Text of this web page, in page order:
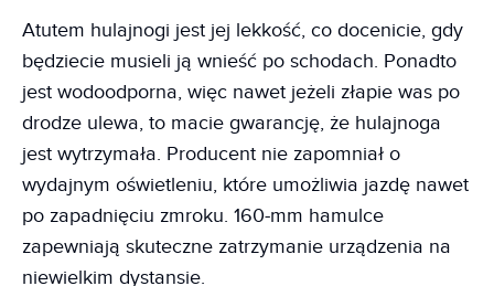
Atutem hulajnogi jest jej lekkość, co docenicie, gdy
będziecie musieli ją wnieść po schodach. Ponadto
jest wodoodporna, więc nawet jeżeli złapie was po
drodze ulewa, to macie gwarancję, że hulajnoga
jest wytrzymała. Producent nie zapomniał o
wydajnym oświetleniu, które umożliwia jazdę nawet
po zapadnięciu zmroku. 160-mm hamulce
zapewniają skuteczne zatrzymanie urządzenia na
niewielkim dystansie.